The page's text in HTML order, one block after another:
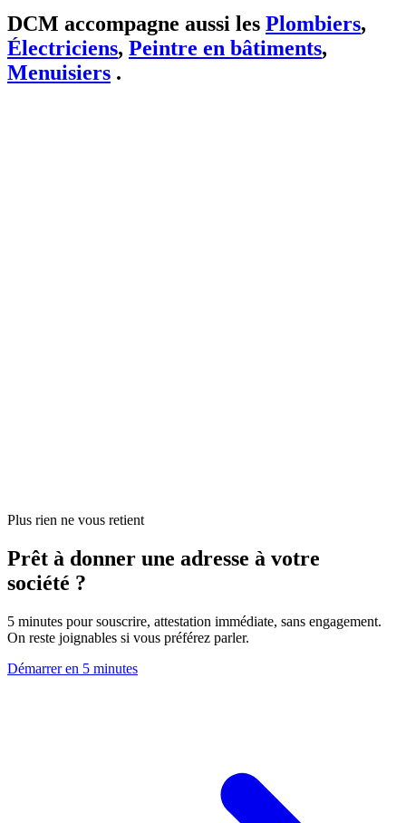
DCM accompagne aussi les Plombiers,
Électriciens, Peintre en bâtiments,
Menuisiers .
Plus rien ne vous retient
Prêt à donner une adresse à votre
société ?
5 minutes pour souscrire, attestation immédiate, sans engagement.
On reste joignables si vous préférez parler.
Démarrer en 5 minutes